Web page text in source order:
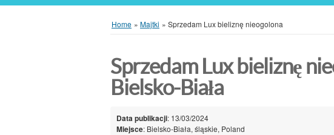
Home » Majtki » Sprzedam Lux bieliznę nieogolona
Sprzedam Lux bieliznę
Bielsko-Biała
Data publikacji: 13/03/2024
Miejsce: Bielsko-Biała, śląskie, Poland